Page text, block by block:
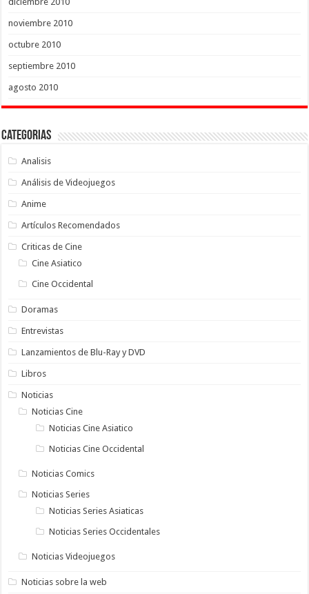
noviembre 2010
octubre 2010
septiembre 2010
agosto 2010
Categorias
Analisis
Análisis de Videojuegos
Anime
Artículos Recomendados
Criticas de Cine
Cine Asiatico
Cine Occidental
Doramas
Entrevistas
Lanzamientos de Blu-Ray y DVD
Libros
Noticias
Noticias Cine
Noticias Cine Asiatico
Noticias Cine Occidental
Noticias Comics
Noticias Series
Noticias Series Asiaticas
Noticias Series Occidentales
Noticias Videojuegos
Noticias sobre la web